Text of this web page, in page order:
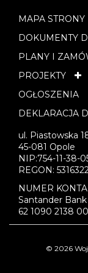
MAPA STRONY
DOKUMENTY
PLANY I
PROJEKTY
OGŁOSZENIA
DEKLARACJA
ul. Piastowska
45-081 Opole
NIP:754-11-38-
REGON:
NUMER
Santander Bank
62 1090 2138
© 2026